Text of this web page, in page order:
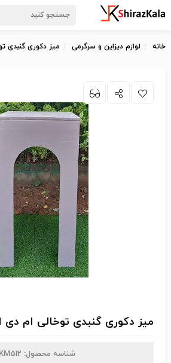
خانه لوازم دیزاین و سرگرمی میز دکوری گنبدی
میز دکوری گنبدی توخالی ام دی
شناسه محصول: KM512